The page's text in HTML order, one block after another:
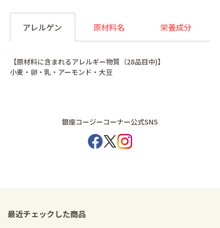
アレルゲン 原材料名 栄養成分
【原材料に含まれるアレルギー物質（28品目中)】
小麦・卵・乳・アーモンド・大豆
銀座コージーコーナー公式SNS
最近チェックした商品